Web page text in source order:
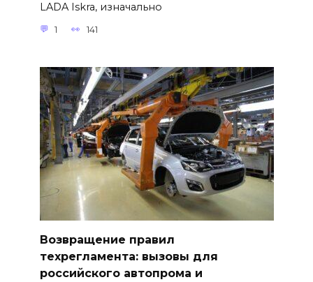
LADA Iskra, изначально
1 141
Возвращение правил
техрегламента: вызовы для
российского автопрома и